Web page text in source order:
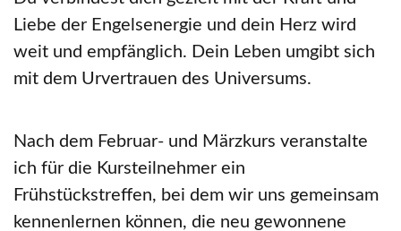
Liebe der Engelsenergie und dein Herz wird
weit und empfänglich. Dein Leben umgibt sich
mit dem Urvertrauen des Universums.
Nach dem Februar- und Märzkurs veranstalte
ich für die Kursteilnehmer ein
Frühstückstreffen, bei dem wir uns gemeinsam
kennenlernen können, die neu gewonnene